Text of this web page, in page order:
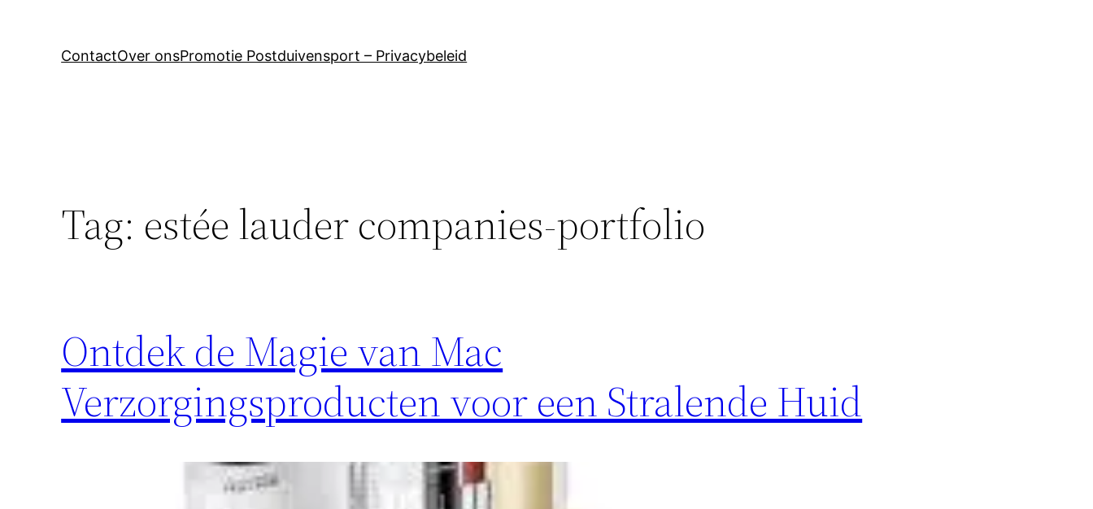
ContactOver onsPromotie Postduivensport – Privacybeleid
Tag: estée lauder companies-portfolio
Ontdek de Magie van Mac
Verzorgingsproducten voor een Stralende Huid